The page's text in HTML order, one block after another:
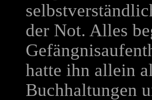
der Not. Alles
hatte ihn allein
Buchhaltungen